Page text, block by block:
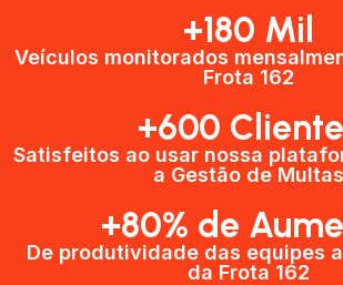
+180 Mil
Veículos monitorados
Frota 162
+600
Satisfeitos ao usar nossa
a Gestão de Multas​
+80% de
De produtividade das equipes
da Frota 162​